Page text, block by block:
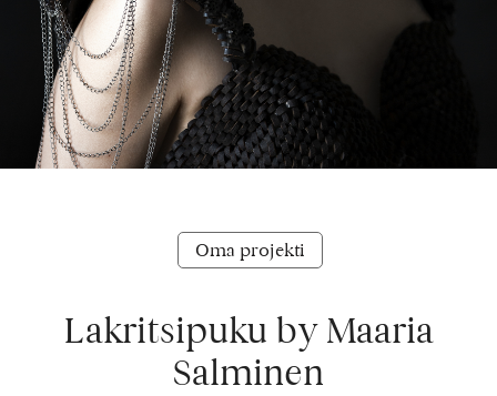
Oma projekti
Lakritsipuku by Maaria
Salminen